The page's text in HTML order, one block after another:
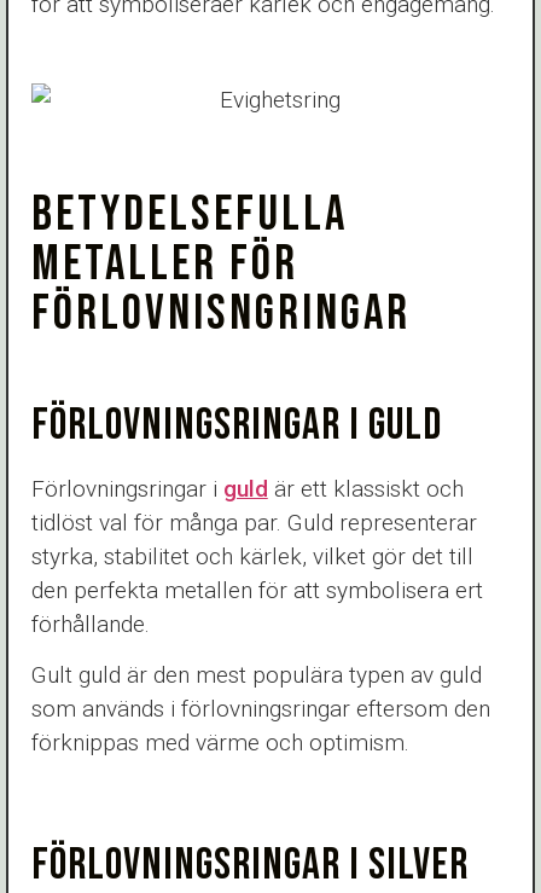
BETYDELSEFULLA
METALLER FÖR
FÖRLOVNISNGRINGAR
FÖRLOVNINGSRINGAR I GULD
Förlovningsringar i guld är ett klassiskt och
tidlöst val för många par. Guld representerar
styrka, stabilitet och kärlek, vilket gör det till
den perfekta metallen för att symbolisera ert
förhållande.
Gult guld är den mest populära typen av guld
som används i förlovningsringar eftersom den
förknippas med värme och optimism.
FÖRLOVNINGSRINGAR I SILVER